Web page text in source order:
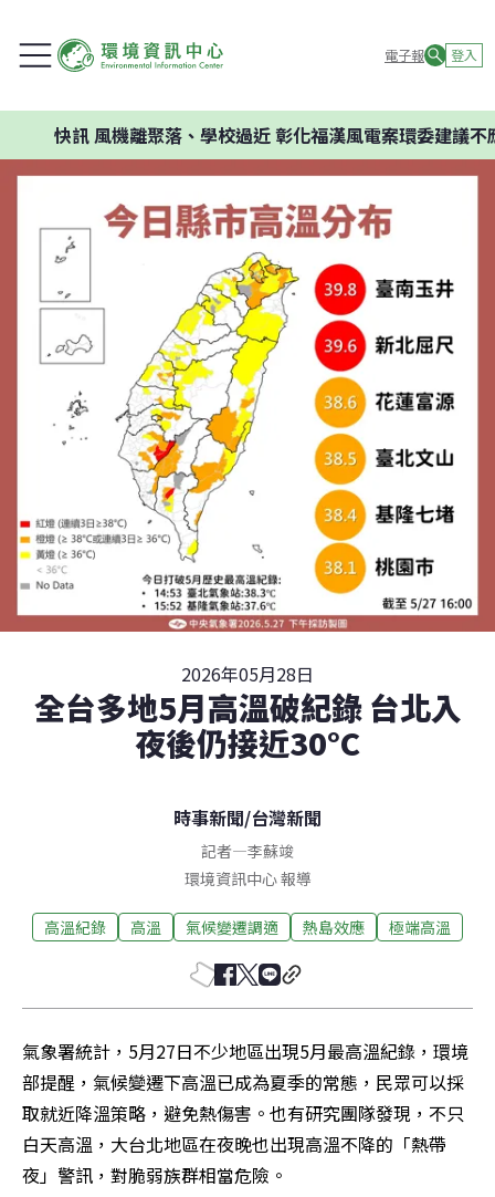
電子報 登入
風機離聚落、學校過近 彰化福漢風電案環委建議不應開發
2026年05月28日
全台多地5月高溫破紀錄 台北入
夜後仍接近30°C
時事新聞/台灣新聞
記者—李蘇竣
環境資訊中心 報導
高溫紀錄 高溫 氣候變遷調適 熱島效應 極端高溫
氣象署統計，5月27日不少地區出現5月最高溫紀錄，環境
部提醒，氣候變遷下高溫已成為夏季的常態，民眾可以採
取就近降溫策略，避免熱傷害。也有研究團隊發現，不只
白天高溫，大台北地區在夜晚也出現高溫不降的「熱帶
夜」警訊，對脆弱族群相當危險。